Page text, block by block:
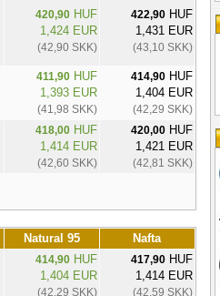
420,90HUF
1,424 EUR
(42,90 SKK)
422,90HUF
1,431 EUR
(43,10 SKK)
411,90HUF
1,393 EUR
(41,98 SKK)
414,90HUF
1,404 EUR
(42,29 SKK)
418,00HUF
1,414 EUR
(42,60 SKK)
420,00HUF
1,421 EUR
(42,81 SKK)
Natural 95 Nafta
414,90HUF
1,404 EUR
(42,29 SKK)
417,90HUF
1,414 EUR
(42,59 SKK)